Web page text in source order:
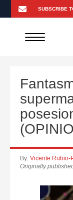
By: Vicente Rubio-
Originally